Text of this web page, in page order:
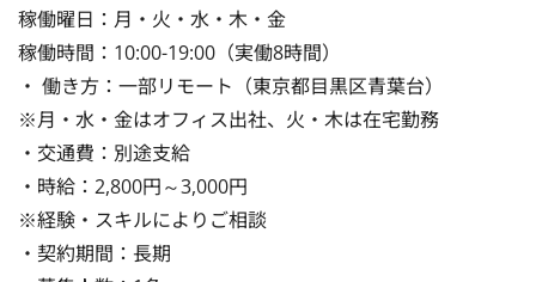
稼働曜日：月・火・水・木・金
稼働時間：10:00-19:00（実働8時間）
・ 働き方：一部リモート（東京都目黒区青葉台）
※月・水・金はオフィス出社、火・木は在宅勤務
・交通費：別途支給
・時給：2,800円～3,000円
※経験・スキルによりご相談
・契約期間：長期